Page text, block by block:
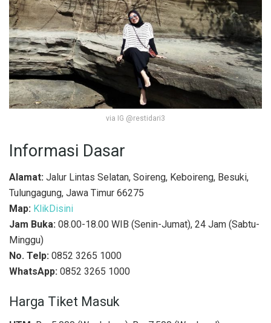
via IG @restidari3
Informasi Dasar
Alamat: Jalur Lintas Selatan, Soireng, Keboireng, Besuki,
Tulungagung, Jawa Timur 66275
Map: KlikDisini
Jam Buka: 08.00-18.00 WIB (Senin-Jumat), 24 Jam (Sabtu-
Minggu)
No. Telp: 0852 3265 1000
WhatsApp: 0852 3265 1000
Harga Tiket Masuk